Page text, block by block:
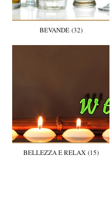
BEVANDE (32)
BELLEZZA E RELAX (15)